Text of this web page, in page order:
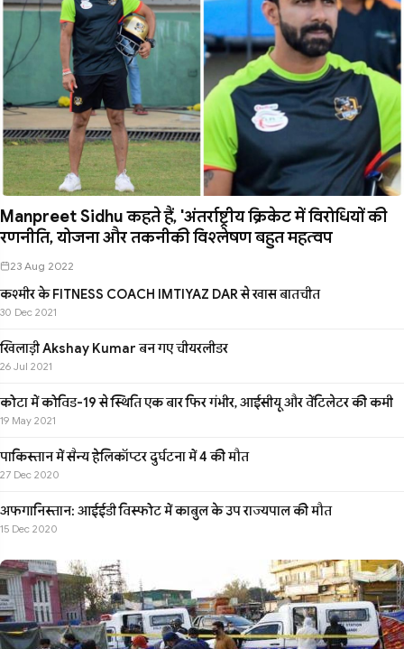
Manpreet Sidhu कहते हैं, 'अंतर्राष्ट्रीय क्रिकेट में विरोधियों की
रणनीति, योजना और तकनीकी विश्लेषण बहुत महत्वप
23 Aug 2022
कश्मीर के FITNESS COACH IMTIYAZ DAR से खास बातचीत
30 Dec 2021
खिलाड़ी Akshay Kumar बन गए चीयरलीडर
26 Jul 2021
कोटा में कोविड-19 से स्थिति एक बार फिर गंभीर, आईसीयू और वेंटिलेटर की कमी
19 May 2021
पाकिस्तान में सैन्य हेलिकॉप्टर दुर्घटना में 4 की मौत
27 Dec 2020
अफगानिस्तान: आईईडी विस्फोट में काबुल के उप राज्यपाल की मौत
15 Dec 2020